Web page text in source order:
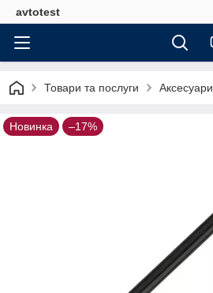
avtotest
Товари та послуги Аксесуари
Новинка –17%